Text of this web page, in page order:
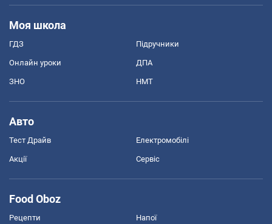
Моя школа
ГДЗ Підручники
Онлайн уроки ДПА
ЗНО НМТ
Авто
Тест Драйв Електромобілі
Акції Сервіс
Food Oboz
Рецепти Напої